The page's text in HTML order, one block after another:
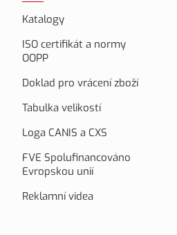
Katalogy
ISO certifikát a normy
OOPP
Doklad pro vrácení zboží
Tabulka velikostí
Loga CANIS a CXS
FVE Spolufinancováno
Evropskou unií
Reklamní videa